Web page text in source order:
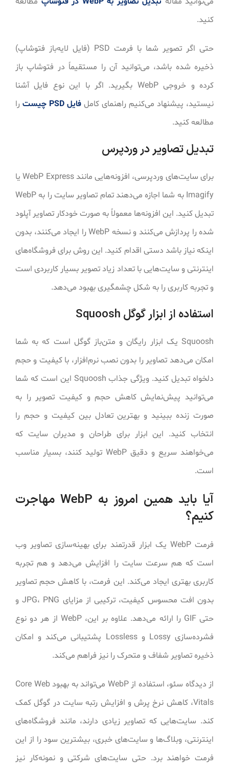
کنید.
حتی اگر تصویر شما با فرمت PSD (فایل لایه‌باز فتوشاپ)
ذخیره شده باشد، می‌توانید آن را مستقیماً در فتوشاپ باز
کرده و خروجی WebP بگیرید. اگر با این نوع فایل آشنا
نیستید، پیشنهاد می‌کنیم راهنمای کامل فایل PSD چیست
را
مطالعه کنید.
تبدیل تصاویر در وردپرس
برای سایت‌های وردپرسی، افزونه‌هایی مانند WebP Express یا
Imagify به شما اجازه می‌دهند تمام تصاویر سایت را به WebP
تبدیل کنید. این افزونه‌ها معمولاً به صورت خودکار تصاویر آپلود
شده را پردازش می‌کنند و نسخه WebP را ایجاد می‌کنند، بدون
اینکه نیاز باشد دستی اقدام کنید. این روش برای فروشگاه‌های
اینترنتی و سایت‌هایی با تعداد زیاد تصویر بسیار کاربردی است
و تجربه کاربری را به شکل چشمگیری بهبود می‌دهد.
استفاده از ابزار گوگل Squoosh
Squoosh یک ابزار رایگان و متن‌باز گوگل است که به شما
امکان می‌دهد تصاویر را بدون نصب نرم‌افزار، با کیفیت و حجم
دلخواه تبدیل کنید. ویژگی جذاب Squoosh این است که شما
می‌توانید پیش‌نمایش کاهش حجم و کیفیت تصویر را به
صورت زنده ببینید و بهترین تعادل بین کیفیت و حجم را
انتخاب کنید. این ابزار برای طراحان و مدیران سایت که
می‌خواهند سریع و دقیق WebP تولید کنند، بسیار مناسب
است.
آیا باید همین امروز به WebP مهاجرت
کنیم؟
فرمت WebP یک ابزار قدرتمند برای بهینه‌سازی تصاویر وب
است که هم سرعت سایت را افزایش می‌دهد و هم تجربه
کاربری بهتری ایجاد می‌کند. این فرمت، با کاهش حجم تصاویر
بدون افت محسوس کیفیت، ترکیبی از مزایای JPG، PNG و
حتی GIF را ارائه می‌دهد. علاوه بر این، WebP از هر دو نوع
فشرده‌سازی Lossy و Lossless پشتیبانی می‌کند و امکان
ذخیره تصاویر شفاف و متحرک را نیز فراهم می‌کند.
از دیدگاه سئو، استفاده از WebP می‌تواند به بهبود Core Web
Vitals، کاهش نرخ پرش و افزایش رتبه سایت در گوگل کمک
کند. سایت‌هایی که تصاویر زیادی دارند، مانند فروشگاه‌های
اینترنتی، وبلاگ‌ها و سایت‌های خبری، بیشترین سود را از این
فرمت خواهند برد. حتی سایت‌های شرکتی و نمونه‌کار نیز